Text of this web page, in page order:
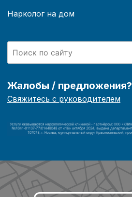
Нарколог на дом
Жалобы / предложения?
Свяжитесь с руководителем